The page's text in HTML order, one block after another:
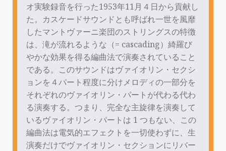
オ実験録音を行った1953年11月４日から貢献し
た。カスケードサウンドとも呼ばれ一世を風靡
したマントヴァーニ楽団のストリングスの特徴
は、滝が流れるような（= cascading）綺羅び
やかな効果を得る編曲法で演奏されていること
である。このサウンドはヴァイオリン・セクシ
ョンを４パート程度に分けメロディの一部分を
それぞれのヴァイオリン・パートが代わる代わ
る演奏する。つまり、完全な主旋律を演奏して
いるヴァイオリン・パートは 1 つもない、この
編曲法は電気的エフェクトを一切使わずに、生
演奏だけでヴァイオリン・セクションにリバー